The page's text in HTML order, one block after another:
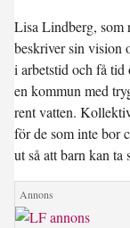
Lisa Lindberg, som
beskriver sin vision
i arbetstid och få
en kommun med
rent vatten.
för de som inte bor
ut så att barn kan